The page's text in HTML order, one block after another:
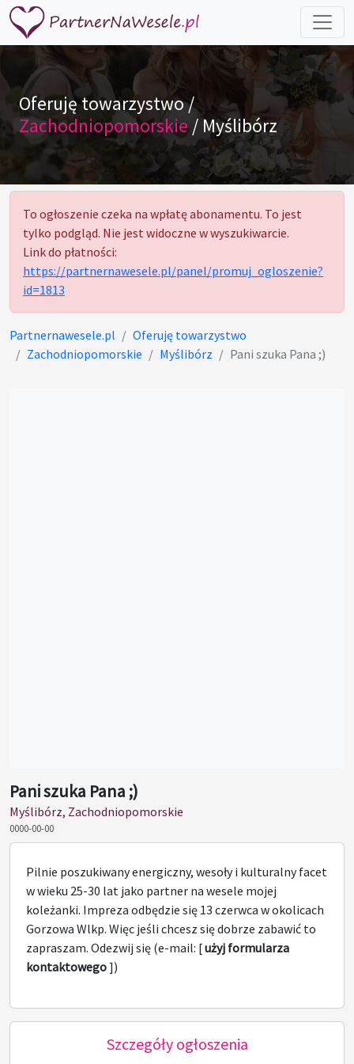
Oferuję towarzystwo /
Zachodniopomorskie/ Myślibórz
To ogłoszenie czeka na wpłatę abonamentu. To jest
tylko podgląd. Nie jest widoczne w wyszukiwarcie.
Link do płatności:
https://partnernawesele.pl/panel/promuj_ogloszenie?
id=1813
Partnernawesele.pl
Oferuję towarzystwo
Zachodniopomorskie
Myślibórz Pani szuka Pana ;)
Pani szuka Pana ;)
Myślibórz, Zachodniopomorskie
0000-00-00
Pilnie poszukiwany energiczny, wesoły i kulturalny facet
w wieku 25-30 lat jako partner na wesele mojej
koleżanki. Impreza odbędzie się 13 czerwca w okolicach
Gorzowa Wlkp. Więc jeśli chcesz się dobrze zabawić to
zapraszam. Odezwij się (e-mail: [użyj formularza
kontaktowego])
Szczegóły ogłoszenia